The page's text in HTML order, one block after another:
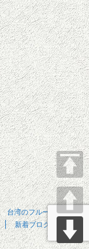
台湾のフルーツ
訪
新着ブログ